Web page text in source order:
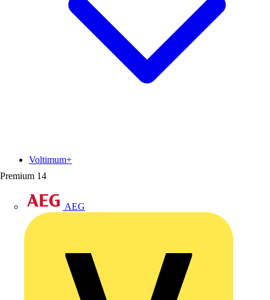
Premium 14
AEG
Voltimum+